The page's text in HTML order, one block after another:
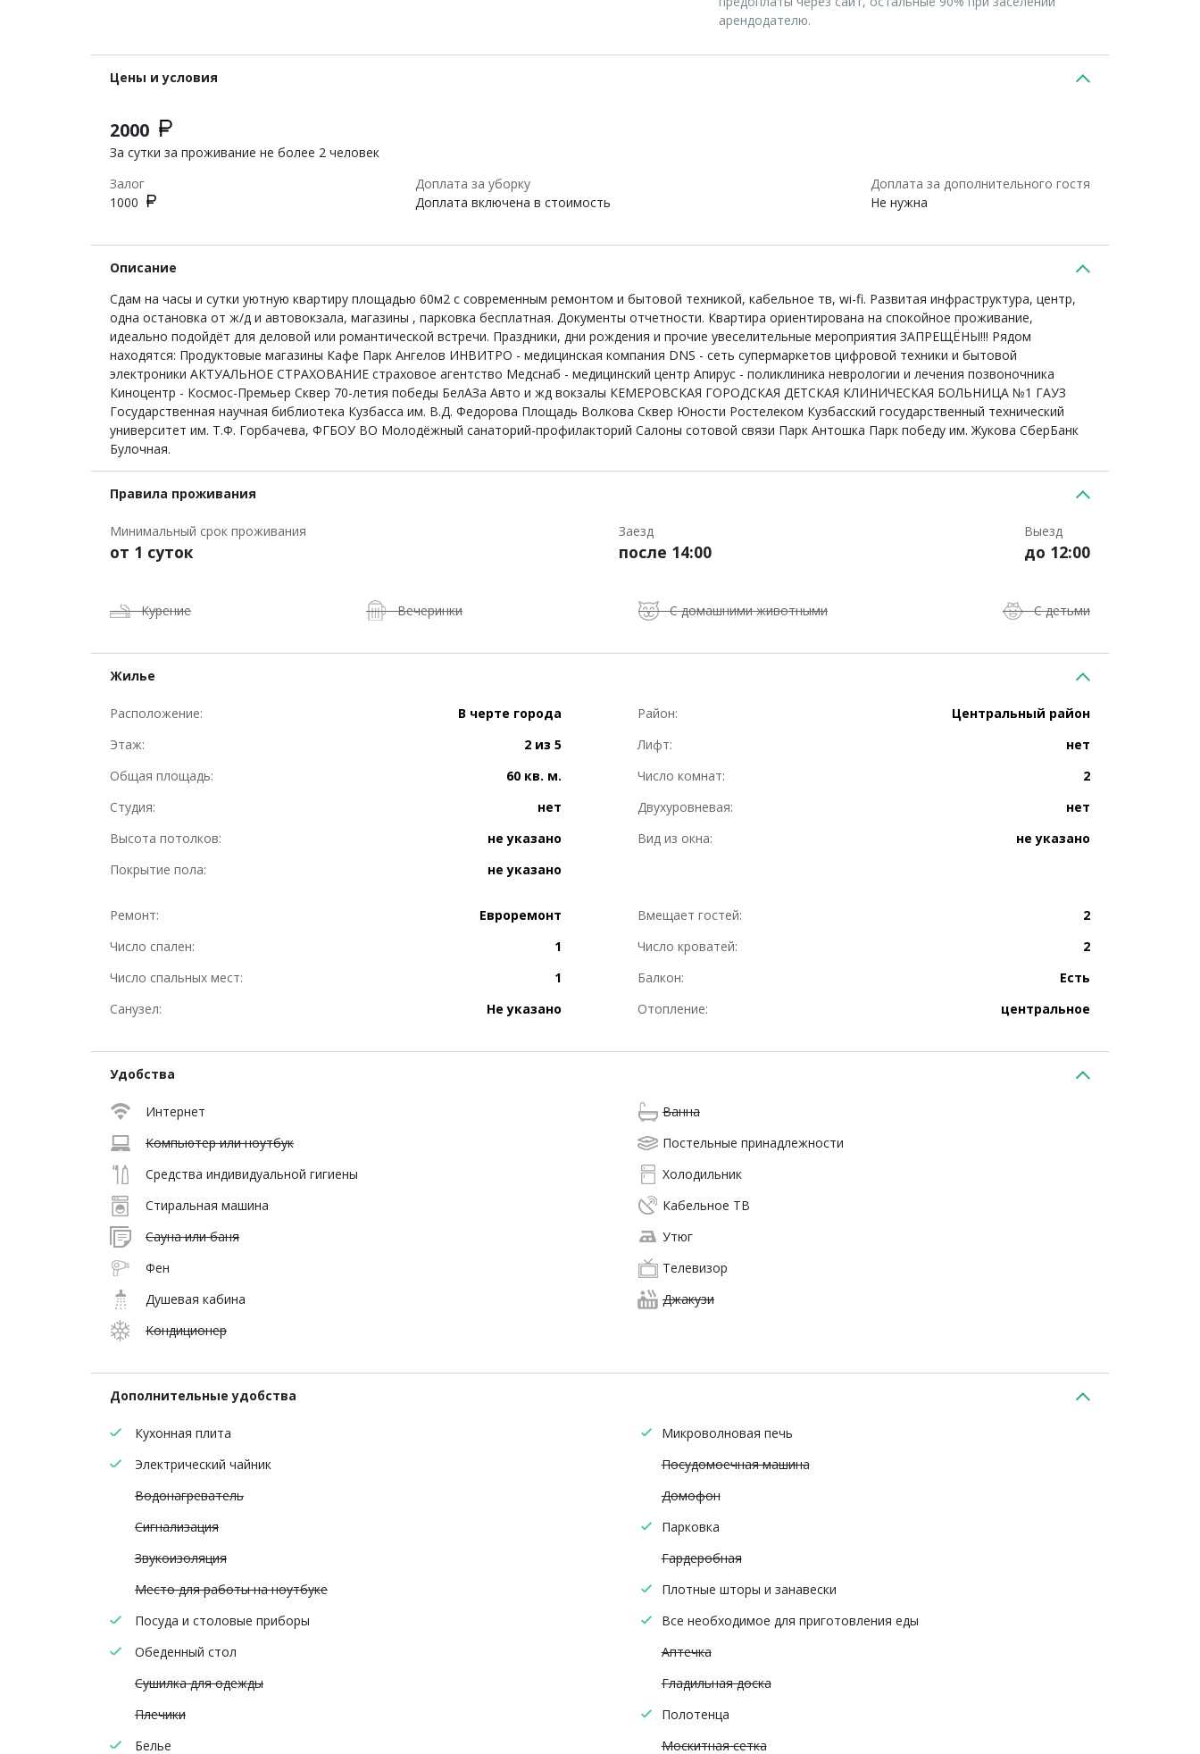
арендодателю.
Цены и условия
2000
За сутки за проживание не более 2 человек
Залог
1000
Доплата за уборку
Доплата включена в стоимость
Доплата за дополнительного гостя
Не нужна
Описание
Сдам на часы и сутки уютную квартиру площадью 60м2 с современным ремонтом и бытовой техникой, кабельное тв, wi-fi. Развитая инфраструктура, центр,
одна остановка от ж/д и автовокзала, магазины , парковка бесплатная. Документы отчетности. Квартира ориентирована на спокойное проживание,
идеально подойдёт для деловой или романтической встречи. Праздники, дни рождения и прочие увеселительные мероприятия ЗАПРЕЩЁНЫ!!! Рядом
находятся: Продуктовые магазины Кафе Парк Ангелов ИНВИТРО - медицинская компания DNS - сеть супермаркетов цифровой техники и бытовой
электроники АКТУАЛЬНОЕ СТРАХОВАНИЕ страховое агентство Медснаб - медицинский центр Апирус - поликлиника неврологии и лечения позвоночника
Киноцентр - Космос-Премьер Сквер 70-летия победы БелАЗа Авто и жд вокзалы КЕМЕРОВСКАЯ ГОРОДСКАЯ ДЕТСКАЯ КЛИНИЧЕСКАЯ БОЛЬНИЦА №1 ГАУЗ
Государственная научная библиотека Кузбасса им. В.Д. Федорова Площадь Волкова Сквер Юности Ростелеком Кузбасский государственный технический
университет им. Т.Ф. Горбачева, ФГБОУ ВО Молодёжный санаторий-профилакторий Салоны сотовой связи Парк Антошка Парк победу им. Жукова СберБанк
Булочная.
Правила проживания
Минимальный срок проживания
от 1 суток
Заезд
после 14:00
Выезд
до 12:00
Курение Вечеринки С домашними животными С детьми
Жилье
Расположение: В черте города Район:
Центральный район
Этаж:
2 из 5 Лифт:
нет
Общая площадь:
60 кв. м. Число комнат:
2
Студия:
нет Двухуровневая:
нет
Высота потолков:
не указано Вид из окна:
не указано
Покрытие пола:
не указано
Ремонт: Евроремонт Вмещает гостей:
2
Число спален:
1 Число кроватей:
2
Число спальных мест:
1 Балкон:
Есть
Санузел:
Не указано Отопление: центральное
Удобства
Интернет
Ванна
Компьютер или ноутбук
Постельные принадлежности
Средства индивидуальной гигиены
Холодильник
Стиральная машина
Кабельное ТВ
Сауна или баня
Утюг
Фен
Телевизор
Душевая кабина
Джакузи
Кондиционер
Дополнительные удобства
Кухонная плита
Микроволновая печь
Электрический чайник
Посудомоечная машина
Водонагреватель
Домофон
Сигнализация
Парковка
Звукоизоляция
Гардеробная
Место для работы на ноутбуке
Плотные шторы и занавески
Посуда и столовые приборы
Все необходимое для приготовления еды
Обеденный стол
Аптечка
Сушилка для одежды
Гладильная доска
Плечики
Полотенца
Белье
Москитная сетка